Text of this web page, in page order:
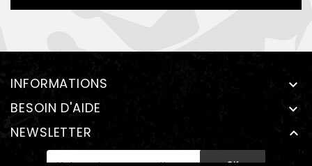
INFORMATIONS 
BESOIN D'AIDE 
NEWSLETTER